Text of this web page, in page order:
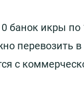
банок икры
перевозить
с